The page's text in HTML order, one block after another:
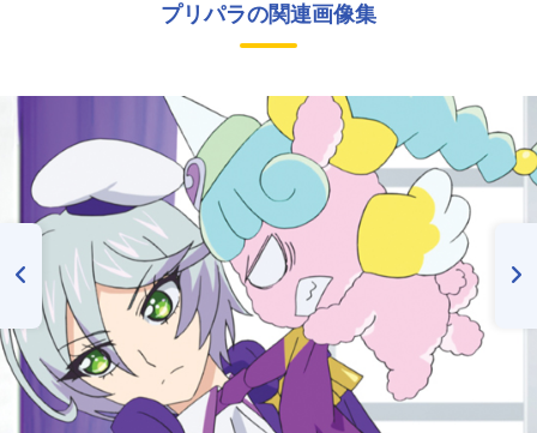
プリパラの関連画像集